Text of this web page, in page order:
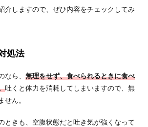
介しますので、ぜひ内容をチェックしてみ
処法
なら、 無理をせず、食べられるときに食べ
吐くと体力を消耗してしまいますので、無
せん。
ときも、空腹状態だと吐き気が強くなって